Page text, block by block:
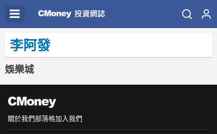
李阿發
娛樂城
關於我們部落格加入我們